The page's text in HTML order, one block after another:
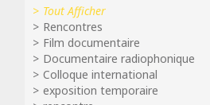
Tout Afficher
Rencontres
Film documentaire
Documentaire radiophonique
Colloque international
exposition temporaire